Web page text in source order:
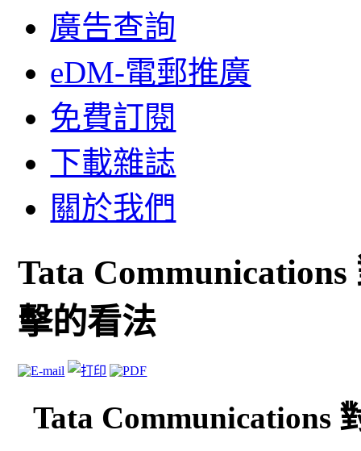
廣告查詢
eDM-電郵推廣
免費訂閱
下載雜誌
關於我們
Tata
擊的看法
Tata Communications